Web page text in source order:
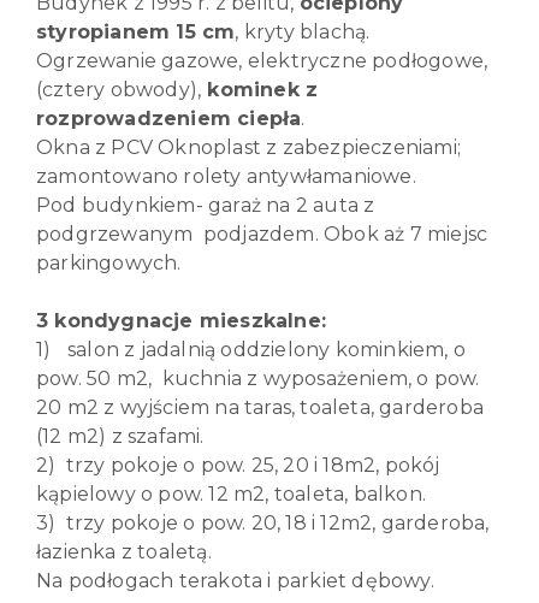
styropianem 15 cm, kryty blachą.
Ogrzewanie gazowe, elektryczne podłogowe,
(cztery obwody), kominek z
rozprowadzeniem ciepła.
Okna z PCV Oknoplast z zabezpieczeniami;
zamontowano rolety antywłamaniowe.
Pod budynkiem- garaż na 2 auta z
podgrzewanym podjazdem. Obok aż 7 miejsc
parkingowych.
3 kondygnacje mieszkalne:
1)
salon z jadalnią oddzielony kominkiem, o
pow. 50 m2, kuchnia z wyposażeniem, o pow.
20 m2 z wyjściem na taras, toaleta, garderoba
(12 m2) z szafami.
2) trzy pokoje o pow. 25, 20 i 18m2, pokój
kąpielowy o pow. 12 m2, toaleta, balkon.
3) trzy pokoje o pow. 20, 18 i 12m2, garderoba,
łazienka z toaletą.
Na podłogach terakota i parkiet dębowy.